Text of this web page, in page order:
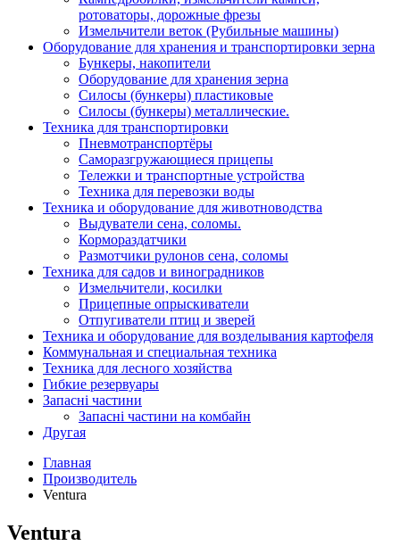
ротоваторы, дорожные фрезы
Измельчители веток (Рубильные машины)
Оборудование для хранения и транспортировки зерна
Бункеры, накопители
Оборудование для хранения зерна
Силосы (бункеры) пластиковые
Силосы (бункеры) металлические.
Техника для транспортировки
Пневмотранспортёры
Саморазгружающиеся прицепы
Тележки и транспортные устройства
Техника для перевозки воды
Техника и оборудование для животноводства
Выдуватели сена, соломы.
Кормораздатчики
Размотчики рулонов сена, соломы
Техника для садов и виноградников
Измельчители, косилки
Прицепные опрыскиватели
Отпугиватели птиц и зверей
Техника и оборудование для возделывания картофеля
Коммунальная и специальная техника
Техника для лесного хозяйства
Гибкие резервуары
Запасні частини
Запасні частини на комбайн
Другая
Главная
Производитель
Ventura
Ventura